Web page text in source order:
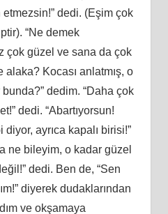
dedi. (Eşim çok
“Ne demek
çok güzel ve sana da çok
alaka? Kocası anlatmış, o
dedim. “Daha çok
dedi. “Abartıyorsun!
diyor, ayrıca kapalı birisi!”
ne bileyim, o kadar güzel
dedi. Ben de, “Sen
diyerek dudaklarından
ve okşamaya